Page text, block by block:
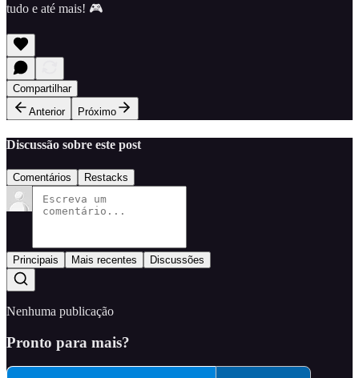
tudo e até mais! 🎮
Compartilhar
Anterior
Próximo
Discussão sobre este post
Comentários Restacks
Principais Mais recentes Discussões
Nenhuma publicação
Pronto para mais?